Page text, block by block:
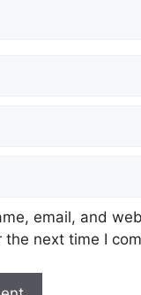
email, and
the next time I